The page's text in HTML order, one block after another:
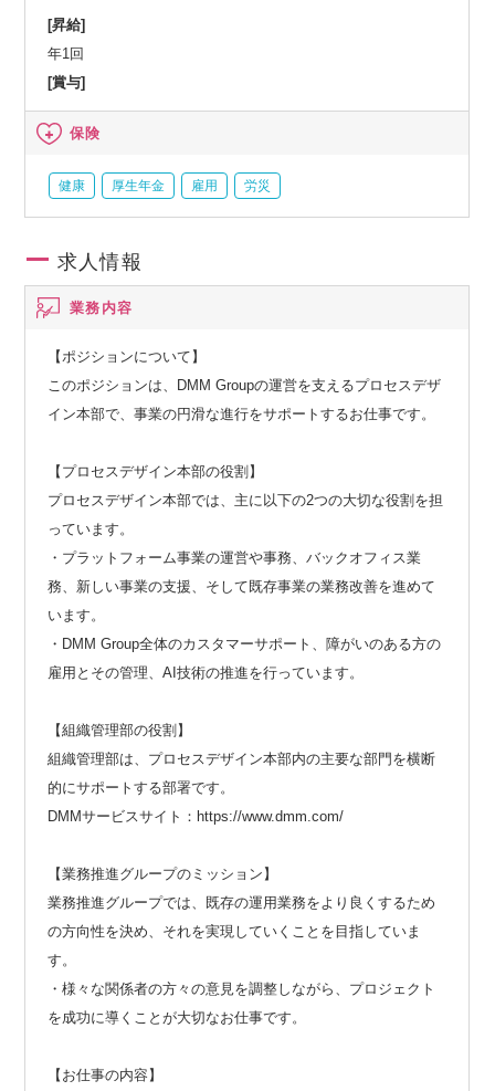
理店割引ほか
[昇給]
年1回
[賞与]
保険
健康 厚生年金 雇用 労災
求人情報
業務内容
【ポジションについて】
このポジションは、DMM Groupの運営を支えるプロセスデザ
イン本部で、事業の円滑な進行をサポートするお仕事です。
【プロセスデザイン本部の役割】
プロセスデザイン本部では、主に以下の2つの大切な役割を担
っています。
・プラットフォーム事業の運営や事務、バックオフィス業
務、新しい事業の支援、そして既存事業の業務改善を進めて
います。
・DMM Group全体のカスタマーサポート、障がいのある方の
雇用とその管理、AI技術の推進を行っています。
【組織管理部の役割】
組織管理部は、プロセスデザイン本部内の主要な部門を横断
的にサポートする部署です。
DMMサービスサイト：https://www.dmm.com/
【業務推進グループのミッション】
業務推進グループでは、既存の運用業務をより良くするため
の方向性を決め、それを実現していくことを目指していま
す。
・様々な関係者の方々の意見を調整しながら、プロジェクト
を成功に導くことが大切なお仕事です。
【お仕事の内容】